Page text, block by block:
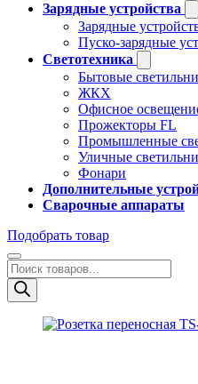
Зарядные устройства
Зарядные
Пуско-зарядные
Светотехника
Бытовые
ЖКХ
Офисное
Прожекторы FL
Промышленные
Уличные
Фонари
Дополнительные
Сварочные аппараты
Подобрать товар
Поиск
товаров